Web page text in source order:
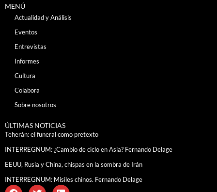
MENÚ
Actualidad y Análisis
Eventos
Entrevistas
Informes
Cultura
Colabora
Sobre nosotros
ÚLTIMAS NOTICIAS
Teherán: el funeral como pretexto
INTERREGNUM: ¿Cambio de ciclo en Asia? Fernando Delage
EEUU, Rusia y China, chispas en la sombra de Irán
INTERREGNUM: Misiles chinos. Fernando Delage